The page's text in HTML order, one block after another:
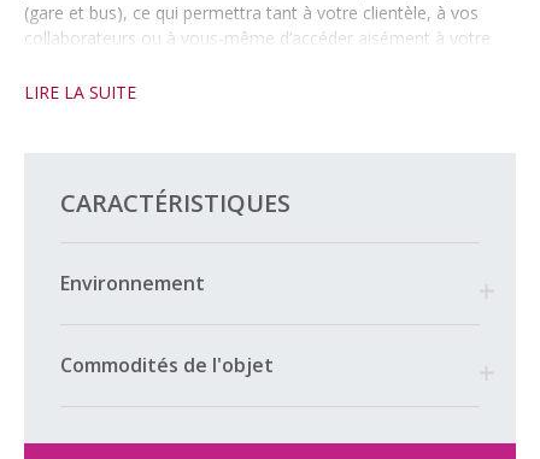
(gare et bus), ce qui permettra tant à votre clientèle, à vos
collaborateurs ou à vous-même d’accéder aisément à votre
internationale, garage, médecin, architecte, esthétisme,
peintre, ect.). L’opportunité de créer des synergies et d’élargir
votre réseau professionnel ou votre clientèle est une véritable
– un bureau de 106 m2 environ, disposant d’une cuisine
– une salle d’attente commune
– Deux espaces WC / Douche communs
LIRE LA SUITE
CARACTÉRISTIQUES
Environnement
Commodités de l'objet